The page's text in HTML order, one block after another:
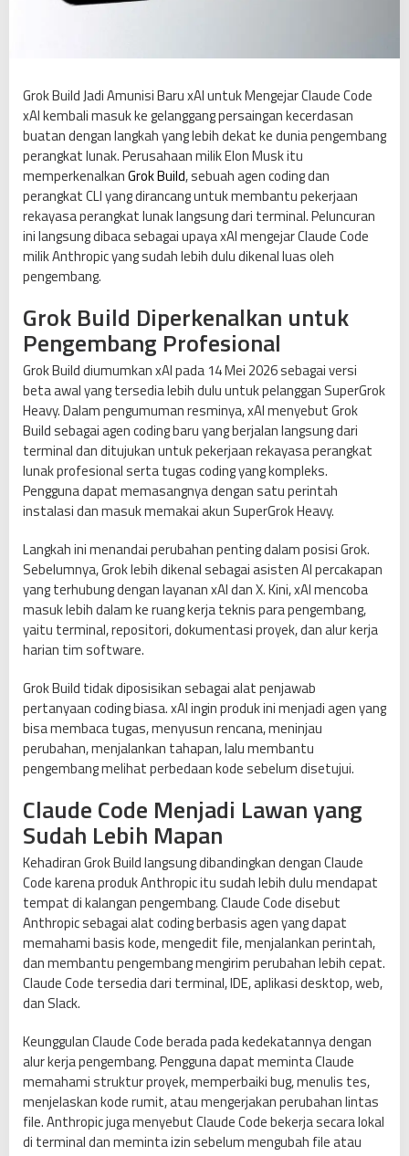
a
r
u
x
A
I
u
n
t
M
n
g
e
j
a
r
C
l
a
d
e
C
o
d
Grok Build Jadi Amunisi Baru xAI untuk Mengejar Claude Code
xAI kembali masuk ke gelanggang persaingan kecerdasan
buatan dengan langkah yang lebih dekat ke dunia pengembang
perangkat lunak. Perusahaan milik Elon Musk itu
memperkenalkanGrok Build, sebuah agen coding dan
perangkat CLI yang dirancang untuk membantu pekerjaan
rekayasa perangkat lunak langsung dari terminal. Peluncuran
ini langsung dibaca sebagai upaya xAI mengejar Claude Code
milik Anthropic yang sudah lebih dulu dikenal luas oleh
pengembang.
Grok Build Diperkenalkan untuk
Pengembang Profesional
Grok Build diumumkan xAI pada 14 Mei 2026 sebagai versi
beta awal yang tersedia lebih dulu untuk pelanggan SuperGrok
Heavy. Dalam pengumuman resminya, xAI menyebut Grok
Build sebagai agen coding baru yang berjalan langsung dari
terminal dan ditujukan untuk pekerjaan rekayasa perangkat
lunak profesional serta tugas coding yang kompleks.
Pengguna dapat memasangnya dengan satu perintah
instalasi dan masuk memakai akun SuperGrok Heavy.
Langkah ini menandai perubahan penting dalam posisi Grok.
Sebelumnya, Grok lebih dikenal sebagai asisten AI percakapan
yang terhubung dengan layanan xAI dan X. Kini, xAI mencoba
masuk lebih dalam ke ruang kerja teknis para pengembang,
yaitu terminal, repositori, dokumentasi proyek, dan alur kerja
harian tim software.
Grok Build tidak diposisikan sebagai alat penjawab
pertanyaan coding biasa. xAI ingin produk ini menjadi agen yang
bisa membaca tugas, menyusun rencana, meninjau
perubahan, menjalankan tahapan, lalu membantu
pengembang melihat perbedaan kode sebelum disetujui.
Claude Code Menjadi Lawan yang
Sudah Lebih Mapan
Kehadiran Grok Build langsung dibandingkan dengan Claude
Code karena produk Anthropic itu sudah lebih dulu mendapat
tempat di kalangan pengembang. Claude Code disebut
Anthropic sebagai alat coding berbasis agen yang dapat
memahami basis kode, mengedit file, menjalankan perintah,
dan membantu pengembang mengirim perubahan lebih cepat.
Claude Code tersedia dari terminal, IDE, aplikasi desktop, web,
dan Slack.
Keunggulan Claude Code berada pada kedekatannya dengan
alur kerja pengembang. Pengguna dapat meminta Claude
memahami struktur proyek, memperbaiki bug, menulis tes,
menjelaskan kode rumit, atau mengerjakan perubahan lintas
file. Anthropic juga menyebut Claude Code bekerja secara lokal
di terminal dan meminta izin sebelum mengubah file atau